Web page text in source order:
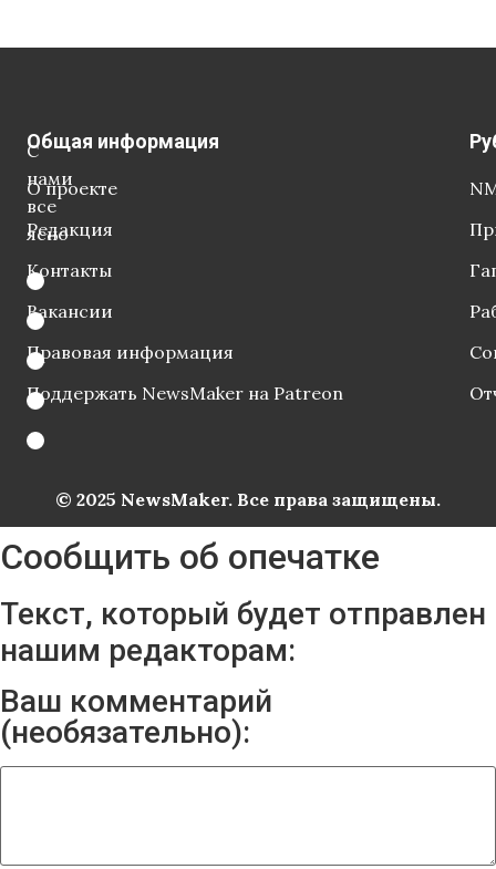
С
нами
все
ясно
Общая информация
О проекте
Редакция
Контакты
Вакансии
Правовая информация
Поддержать NewsMaker на Patreon
© 2025 NewsMaker. Все права защищены.
Сообщить об опечатке
Текст, который будет отправлен
нашим редакторам:
Ваш комментарий
(необязательно):